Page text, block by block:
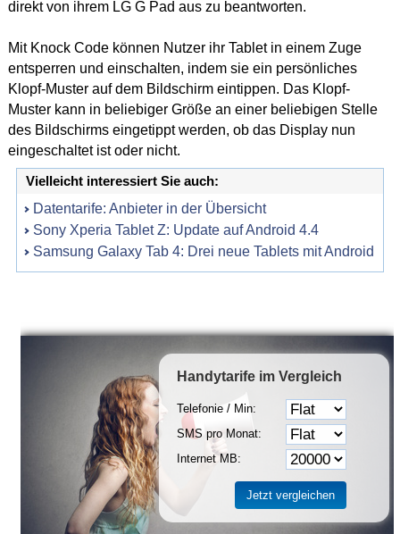
direkt von ihrem LG G Pad aus zu beantworten.
Mit Knock Code können Nutzer ihr Tablet in einem Zuge
entsperren und einschalten, indem sie ein persönliches
Klopf-Muster auf dem Bildschirm eintippen. Das Klopf-
Muster kann in beliebiger Größe an einer beliebigen Stelle
des Bildschirms eingetippt werden, ob das Display nun
eingeschaltet ist oder nicht.
Vielleicht interessiert Sie auch:
Datentarife: Anbieter in der Übersicht
Sony Xperia Tablet Z: Update auf Android 4.4
Samsung Galaxy Tab 4: Drei neue Tablets mit Android
Handytarife im Vergleich
Telefonie / Min:
SMS pro Monat:
Internet MB: